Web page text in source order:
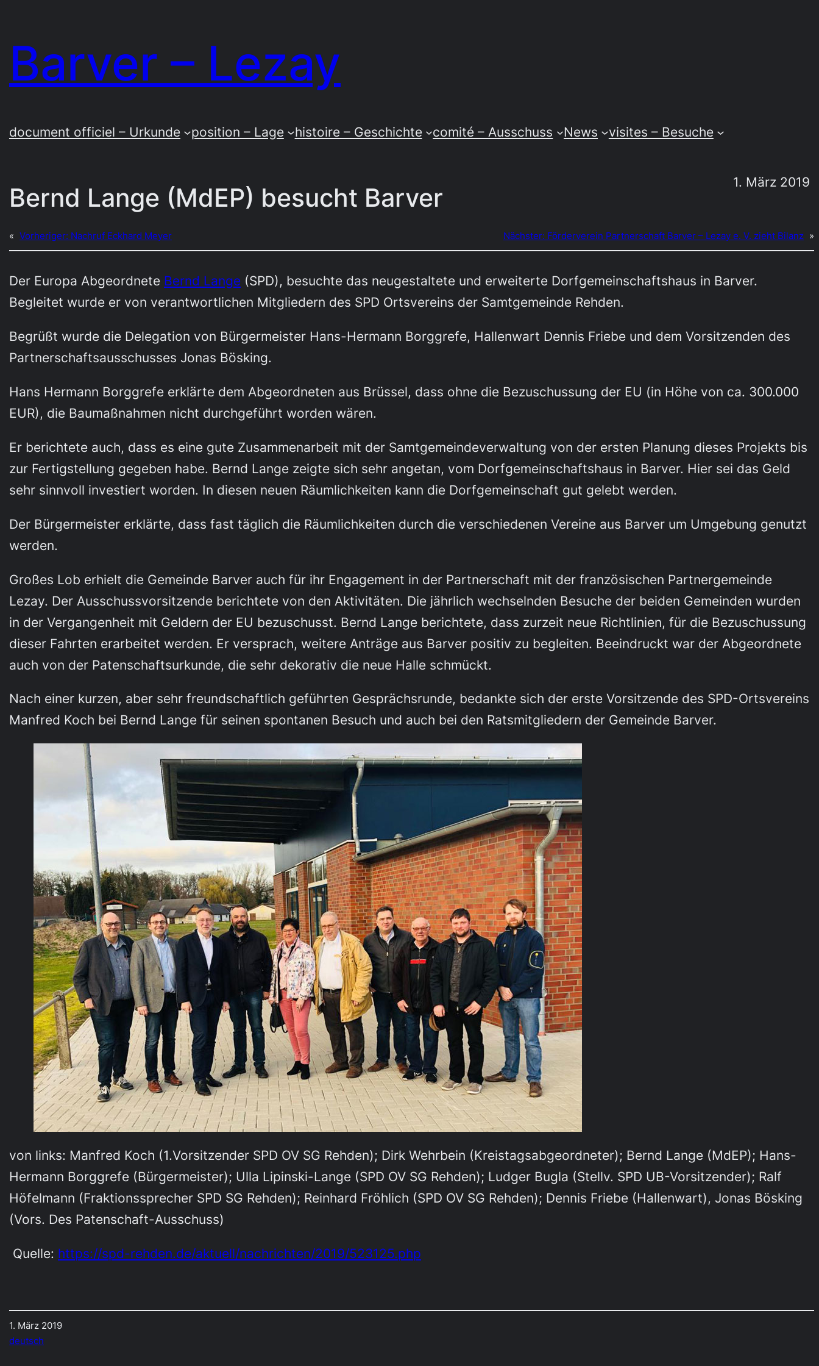
springen
Barver – Lezay
document officiel – Urkunde position – Lage histoire – Geschichte comité – Ausschuss News visites – Besuche
Bernd Lange (MdEP) besucht Barver
1. März 2019
« Vorheriger: Nachruf Eckhard Meyer Nächster: Förderverein Partnerschaft Barver – Lezay e. V. zieht Bilanz »
Der Europa Abgeordnete Bernd Lange (SPD), besuchte das neugestaltete und erweiterte Dorfgemeinschaftshaus in Barver.
Begleitet wurde er von verantwortlichen Mitgliedern des SPD Ortsvereins der Samtgemeinde Rehden.
Begrüßt wurde die Delegation von Bürgermeister Hans-Hermann Borggrefe, Hallenwart Dennis Friebe und dem Vorsitzenden des
Partnerschaftsausschusses Jonas Bösking.
Hans Hermann Borggrefe erklärte dem Abgeordneten aus Brüssel, dass ohne die Bezuschussung der EU (in Höhe von ca. 300.000
EUR), die Baumaßnahmen nicht durchgeführt worden wären.
Er berichtete auch, dass es eine gute Zusammenarbeit mit der Samtgemeindeverwaltung von der ersten Planung dieses Projekts bis
zur Fertigstellung gegeben habe. Bernd Lange zeigte sich sehr angetan, vom Dorfgemeinschaftshaus in Barver. Hier sei das Geld
sehr sinnvoll investiert worden. In diesen neuen Räumlichkeiten kann die Dorfgemeinschaft gut gelebt werden.
Der Bürgermeister erklärte, dass fast täglich die Räumlichkeiten durch die verschiedenen Vereine aus Barver um Umgebung genutzt
werden.
Großes Lob erhielt die Gemeinde Barver auch für ihr Engagement in der Partnerschaft mit der französischen Partnergemeinde
Lezay. Der Ausschussvorsitzende berichtete von den Aktivitäten. Die jährlich wechselnden Besuche der beiden Gemeinden wurden
in der Vergangenheit mit Geldern der EU bezuschusst. Bernd Lange berichtete, dass zurzeit neue Richtlinien, für die Bezuschussung
dieser Fahrten erarbeitet werden. Er versprach, weitere Anträge aus Barver positiv zu begleiten. Beeindruckt war der Abgeordnete
auch von der Patenschaftsurkunde, die sehr dekorativ die neue Halle schmückt.
Nach einer kurzen, aber sehr freundschaftlich geführten Gesprächsrunde, bedankte sich der erste Vorsitzende des SPD-Ortsvereins
Manfred Koch bei Bernd Lange für seinen spontanen Besuch und auch bei den Ratsmitgliedern der Gemeinde Barver.
von links: Manfred Koch (1.Vorsitzender SPD OV SG Rehden); Dirk Wehrbein (Kreistagsabgeordneter); Bernd Lange (MdEP); Hans-
Hermann Borggrefe (Bürgermeister); Ulla Lipinski-Lange (SPD OV SG Rehden); Ludger Bugla (Stellv. SPD UB-Vorsitzender); Ralf
Höfelmann (Fraktionssprecher SPD SG Rehden); Reinhard Fröhlich (SPD OV SG Rehden); Dennis Friebe (Hallenwart), Jonas Bösking
(Vors. Des Patenschaft-Ausschuss)
Quelle: https://spd-rehden.de/aktuell/nachrichten/2019/523125.php
1. März 2019
deutsch